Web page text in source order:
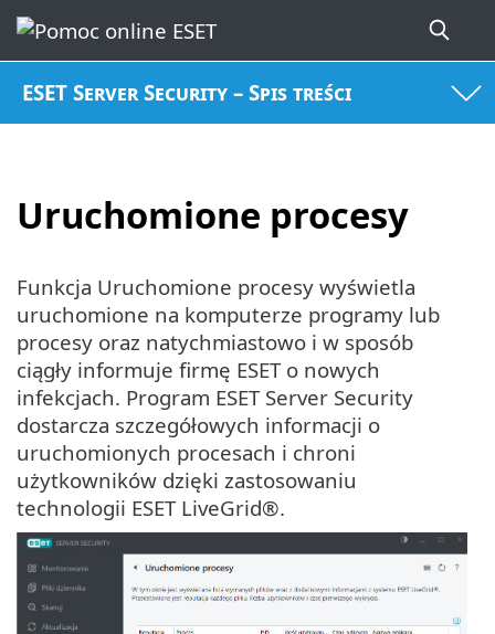
ESET Server Security – Spis treści
Uruchomione procesy
Funkcja Uruchomione procesy wyświetla
uruchomione na komputerze programy lub
procesy oraz natychmiastowo i w sposób
ciągły informuje firmę ESET o nowych
infekcjach. Program ESET Server Security
dostarcza szczegółowych informacji o
uruchomionych procesach i chroni
użytkowników dzięki zastosowaniu
technologii ESET LiveGrid®.